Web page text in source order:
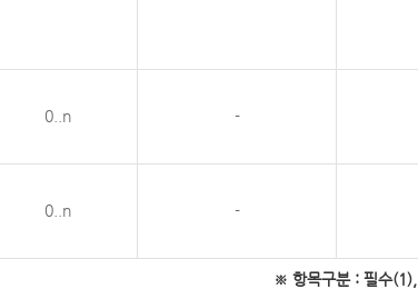
0..n -
0..n -
※ 항목구분 : 필수